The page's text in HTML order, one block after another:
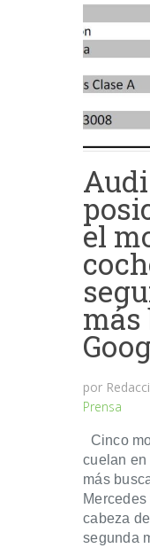
el
más
por
Prensa
Cinco
cuelan en
más
cabeza
segunda